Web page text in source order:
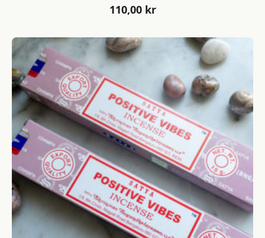
110,00 kr